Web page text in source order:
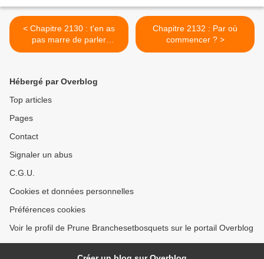
< Chapitre 2130 : t'en as
pas marre de parler
toujours de toi ?
Chapitre 2132 : Par où
commencer ? >
Hébergé par Overblog
Top articles
Pages
Contact
Signaler un abus
C.G.U.
Cookies et données personnelles
Préférences cookies
Voir le profil de Prune Branchesetbosquets sur le portail Overblog